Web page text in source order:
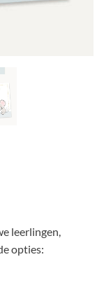
leerlingen,
opties: